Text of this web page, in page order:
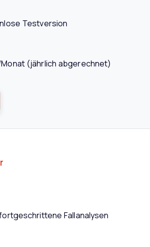
Testversion
(jährlich abgerechnet)
Fallanalysen